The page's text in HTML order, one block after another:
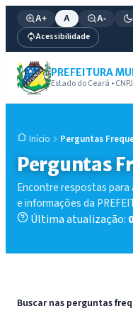
A+ A A-
Acessibilidade
PREFEITURA
Estado do Ceará •
Início Perguntas
Perguntas
Encontre respostas para
e informações da
Última atualização:
Buscar nas perguntas